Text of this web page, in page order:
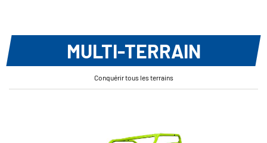
MULTI-TERRAIN
Conquérir tous les terrains